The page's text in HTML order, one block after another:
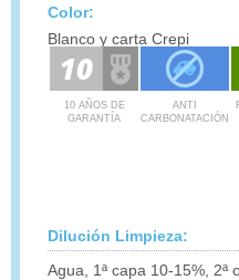
Color:
Blanco y carta Crepi
10 AÑOS DE
GARANTÍA
ANTI
CARBONATACIÓN
Dilución Limpieza:
Agua, 1ª capa 10-15%, 2ª